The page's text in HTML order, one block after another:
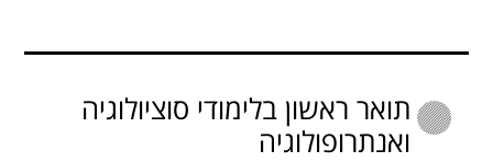
תואר ראשון בלימודי סוציולוגיה
ואנתרופולוגיה